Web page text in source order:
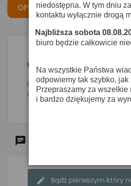
OPIS CECHY
Rcf FLY BAR NXL23 - uchwyt
Rama do podwieszania
L23-A.
Bądź pierwszym który
niedostępna. W tym dniu
kontaktu wyłącznie drogą
· Najbliższa sobota
biuro będzie całkowicie
Na wszystkie Państwa
odpowiemy tak szybko, jak
Przepraszamy za wszelkie
i bardzo dziękujemy za